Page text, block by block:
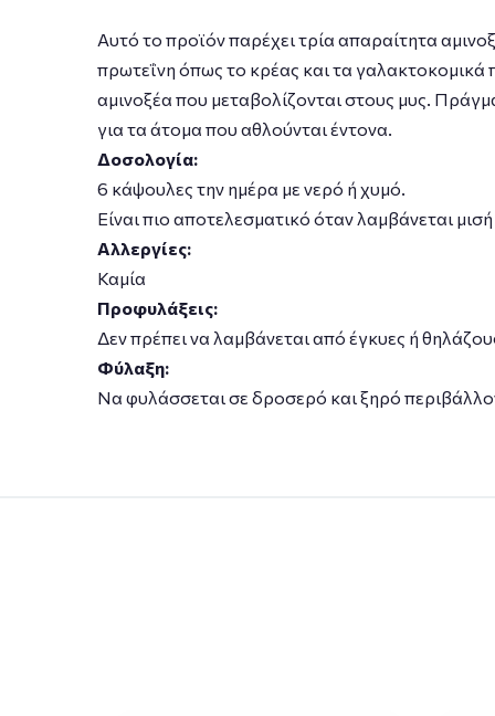
Αυτό το προϊόν παρέχει τρία απαραίτητα
πρωτεΐνη όπως το κρέας και τα γαλακτοκομικά
αμινοξέα που μεταβολίζονται στους μυς.
για τα άτομα που αθλούνται έντονα.
Δοσολογία:
6 κάψουλες την ημέρα με νερό ή χυμό.
Είναι πιο αποτελεσματικό όταν λαμβάνεται
Αλλεργίες:
Καμία
Προφυλάξεις:
Δεν πρέπει να λαμβάνεται από έγκυες ή
Φύλαξη:
Να φυλάσσεται σε δροσερό και ξηρό